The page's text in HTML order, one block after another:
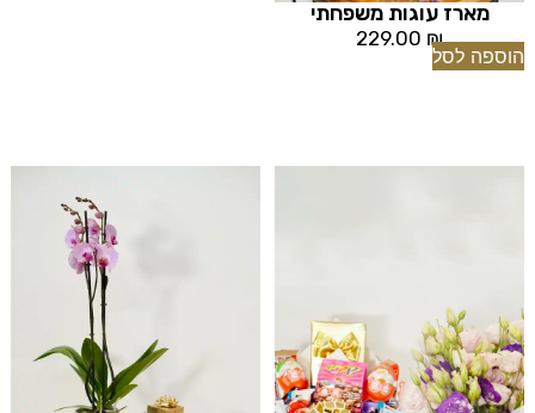
מארז עוגות משפחתי
229.00 ₪
הוספה לסל